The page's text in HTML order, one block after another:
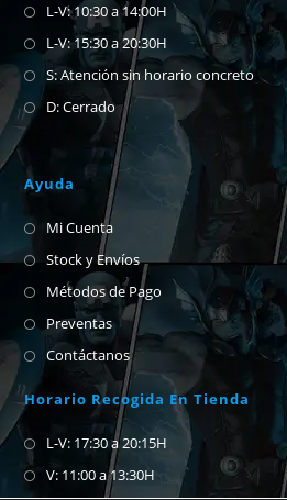
L-V: 10:30 a 14:00H
L-V: 15:30 a 20:30H
S: Atención sin horario concreto
D: Cerrado
Ayuda
Mi Cuenta
Stock y Envíos
Métodos de Pago
Preventas
Contáctanos
Horario Recogida En Tienda
L-V: 17:30 a 20:15H
V: 11:00 a 13:30H